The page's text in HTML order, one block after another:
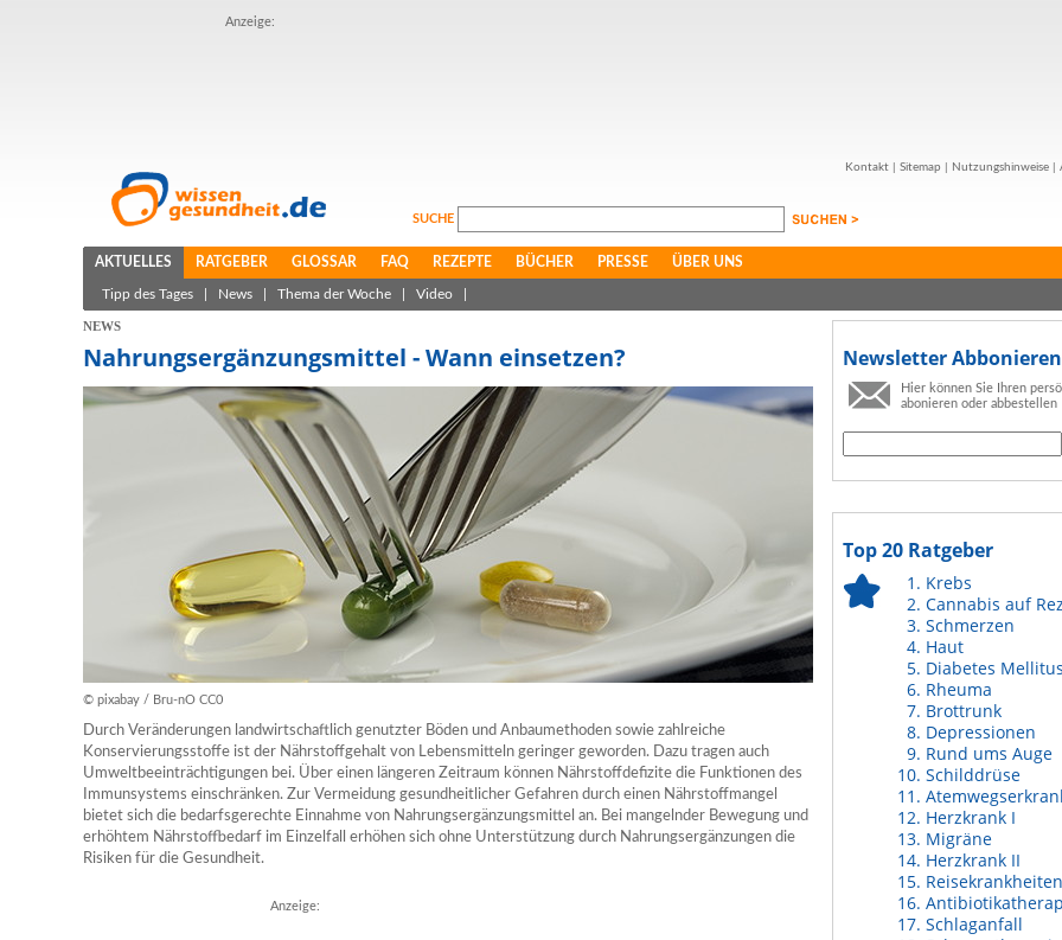
Anzeige:
Kontakt Sitemap Nutzungshinweise
SUCHE
AKTUELLES RATGEBER GLOSSAR FAQ REZEPTE BÜCHER PRESSE ÜBER UNS
Tipp des Tages News Thema der Woche Video
NEWS
Nahrungsergänzungsmittel - Wann einsetzen?
© pixabay / Bru-nO CC0
Durch Veränderungen landwirtschaftlich genutzter Böden und Anbaumethoden sowie zahlreiche
Konservierungsstoffe ist der Nährstoffgehalt von Lebensmitteln geringer geworden. Dazu tragen auch
Umweltbeeinträchtigungen bei. Über einen längeren Zeitraum können Nährstoffdefizite die Funktionen des
Immunsystems einschränken. Zur Vermeidung gesundheitlicher Gefahren durch einen Nährstoffmangel
bietet sich die bedarfsgerechte Einnahme von Nahrungsergänzungsmittel an. Bei mangelnder Bewegung und
erhöhtem Nährstoffbedarf im Einzelfall erhöhen sich ohne Unterstützung durch Nahrungsergänzungen die
Risiken für die Gesundheit.
Anzeige:
Newsletter Abbonieren
Hier können Sie Ihren
abonieren oder abbestellen
Top 20 Ratgeber
Krebs
Cannabis auf
Schmerzen
Haut
Diabetes Mellitus
Rheuma
Brottrunk
Depressionen
Rund ums Auge
Schilddrüse
Herzkrank I
Migräne
Herzkrank II
Reisekrankheiten
Schlaganfall